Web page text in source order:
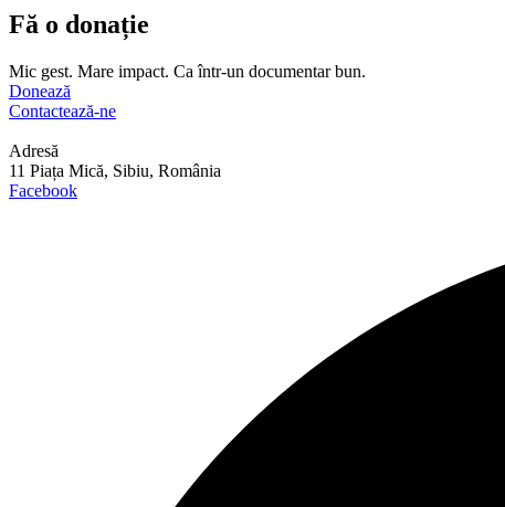
Fă o donație
Mic gest. Mare impact. Ca într-un documentar bun.
Donează
Contactează-ne
Adresă
11 Piața Mică, Sibiu, România
Facebook